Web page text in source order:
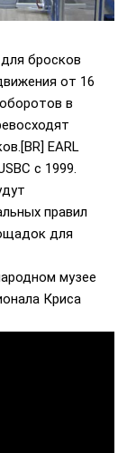
бросков
от 16
в
EARL
с 1999.
правил
для
музее
Криса